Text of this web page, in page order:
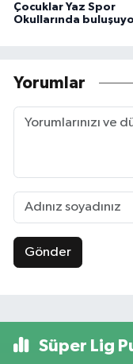
Çocuklar Yaz Spor
Okullarında
Yorumlar
Gönder
Süper Lig